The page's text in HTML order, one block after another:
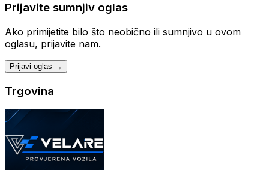
Prijavite sumnjiv oglas
Ako primijetite bilo što neobično ili sumnjivo u ovom
oglasu, prijavite nam.
Prijavi oglas →
Trgovina